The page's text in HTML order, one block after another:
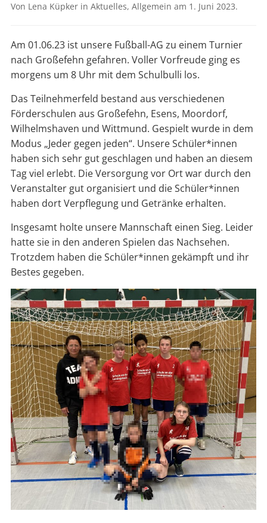
Von Lena Küpker in Aktuelles, Allgemein am 1. Juni 2023.
Am 01.06.23 ist unsere Fußball-AG zu einem Turnier
nach Großefehn gefahren. Voller Vorfreude ging es
morgens um 8 Uhr mit dem Schulbulli los.
Das Teilnehmerfeld bestand aus verschiedenen
Förderschulen aus Großefehn, Esens, Moordorf,
Wilhelmshaven und Wittmund. Gespielt wurde in dem
Modus „Jeder gegen jeden“. Unsere Schüler*innen
haben sich sehr gut geschlagen und haben an diesem
Tag viel erlebt. Die Versorgung vor Ort war durch den
Veranstalter gut organisiert und die Schüler*innen
haben dort Verpflegung und Getränke erhalten.
Insgesamt holte unsere Mannschaft einen Sieg. Leider
hatte sie in den anderen Spielen das Nachsehen.
Trotzdem haben die Schüler*innen gekämpft und ihr
Bestes gegeben.